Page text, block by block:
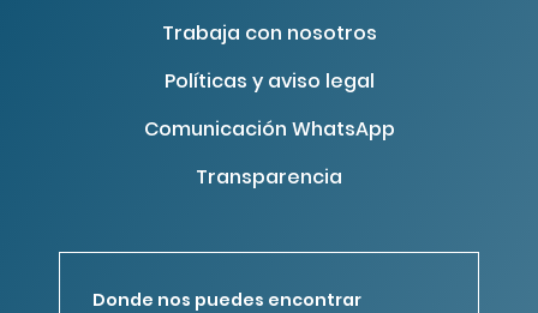
Trabaja con nosotros
Políticas y aviso legal
Comunicación WhatsApp
Transparencia
Donde nos puedes encontrar